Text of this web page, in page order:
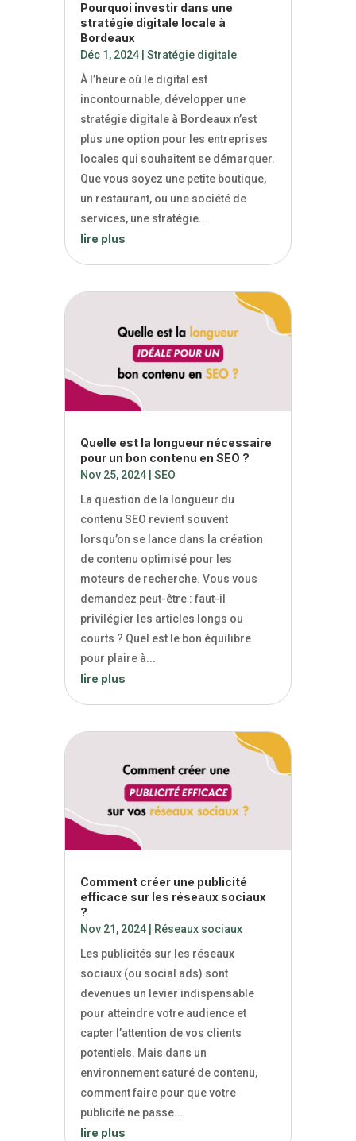
Pourquoi investir dans une
stratégie digitale locale à
Bordeaux
Déc 1, 2024| Stratégie digitale
À l’heure où le digital est
incontournable, développer une
stratégie digitale à Bordeaux n’est
plus une option pour les entreprises
locales qui souhaitent se démarquer.
Que vous soyez une petite boutique,
un restaurant, ou une société de
services, une stratégie...
lire plus
Quelle est la longueur nécessaire
pour un bon contenu en SEO ?
Nov 25, 2024| SEO
La question de la longueur du
contenu SEO revient souvent
lorsqu’on se lance dans la création
de contenu optimisé pour les
moteurs de recherche. Vous vous
demandez peut-être : faut-il
privilégier les articles longs ou
courts ? Quel est le bon équilibre
pour plaire à...
lire plus
Comment créer une publicité
efficace sur les réseaux sociaux
?
Nov 21, 2024|
Réseaux sociaux
Les publicités sur les réseaux
sociaux (ou social ads) sont
devenues un levier indispensable
pour atteindre votre audience et
capter l’attention de vos clients
potentiels. Mais dans un
environnement saturé de contenu,
comment faire pour que votre
publicité ne passe...
lire plus